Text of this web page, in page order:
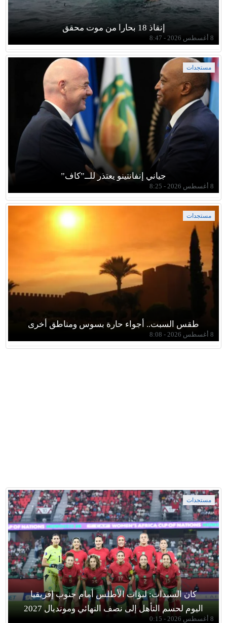
إنقاذ 18 بحارا من موت محقق
8 أغسطس 2026 - 8:47
مستجدات
جياني إنفانتينو يعتذر للــ”كاف”
8 أغسطس 2026 - 8:25
مستجدات
طقس السبت.. أجواء حارة بسوس ومناطق أخرى
8 أغسطس 2026 - 8:08
مستجدات
كان السيدات: لبؤات الأطلس أمام جنوب إفريقيا
اليوم لحسم التأهل إلى نصف النهائي ومونديال 2027
8 أغسطس 2026 - 0:15